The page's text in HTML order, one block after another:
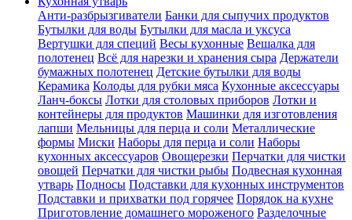
Анти-разбрызгиватели Банки для сыпучих продуктов
Бутылки для воды Бутылки для масла и уксуса
Вертушки для специй Весы кухонные Вешалка для
полотенец Всё для нарезки и хранения сыра Держатели
бумажных полотенец Детские бутылки для воды
Керамика Колоды для рубки мяса Кухонные аксессуары
Ланч-боксы Лотки для столовых приборов Лотки и
контейнеры для продуктов Машинки для изготовления
лапши Мельницы для перца и соли Металлические
формы Миски Наборы для перца и соли Наборы
кухонных аксессуаров Овощерезки Перчатки для чистки
овощей Перчатки для чистки рыбы Подвесная кухонная
утварь Подносы Подставки для кухонных инструментов
Подставки и прихватки под горячее Порядок на кухне
Приготовление домашнего мороженого Разделочные